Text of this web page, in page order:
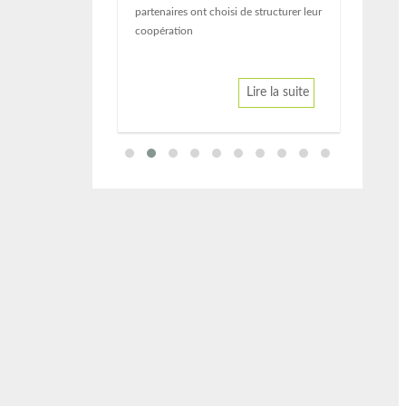
partenaires ont choisi de structurer leur
coopération
Lire la suite